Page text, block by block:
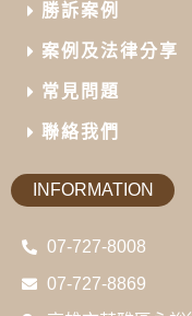
勝訴案例
案例及法律分享
常見問題
聯絡我們
INFORMATION
07-727-8008
07-727-8869